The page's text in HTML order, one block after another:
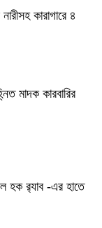
কারাগারে ৪
মাদক কারবারির
হক র‌্যাব -এর হাতে